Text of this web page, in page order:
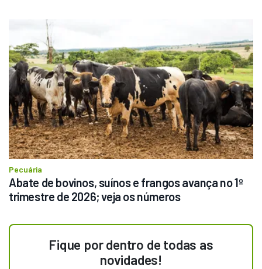
Pecuária
Abate de bovinos, suínos e frangos avança no 1º
trimestre de 2026; veja os números
Fique por dentro de todas as
novidades!